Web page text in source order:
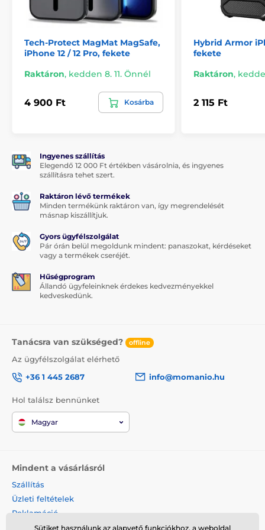
Kétszintű kameravédelemmel rendelkezik.
megvédi a kamerát a portól, víztől és karcolásoktól
A tok kiváló minőségű TPU-ból készült
anyagból, amely nemcsak tompítja az esetleges
Megvédi a telefont a hátlap karcolásaitól.A belső
réteg finom flokolt béléssel van bevonva
szennyeződéseket, és ha beszennyeződik, a bevonat
könnyen lemosható
Tech-Protect MagMat MagSafe,
iPhone 12 / 12 Pro, fekete
Raktáron, kedden 8. 11. Önnél
4 900 Ft Kosárba
Hybrid Armor
fekete
Raktáron,
2 115 Ft
Ingyenes szállítás
Elegendő 12 000 Ft értékben vásárolnia, és ingyenes
szállításra tehet szert.
Raktáron lévő termékek
Minden termékünk raktáron van, így megrendelését
másnap kiszállítjuk.
Gyors ügyfélszolgálat
Pár órán belül megoldunk mindent: panaszokat, kérdéseket
vagy a termékek cseréjét.
Hűségprogram
Állandó ügyfeleinknek érdekes kedvezményekkel
kedveskedünk.
Tanácsra van szükséged? offline
Az ügyfélszolgálat elérhető
+36 1 445 2687
info@momanio.hu
Hol találsz bennünket
Magyar
Mindent a vásárlásról
Szállítás
Üzleti feltételek
Reklamáció
Termék visszaküldése
Sütiket használunk az alapvető funkciókhoz, a weboldal